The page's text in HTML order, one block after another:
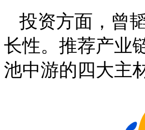
投资方面，曾
长性。推荐产业
池中游的四大主